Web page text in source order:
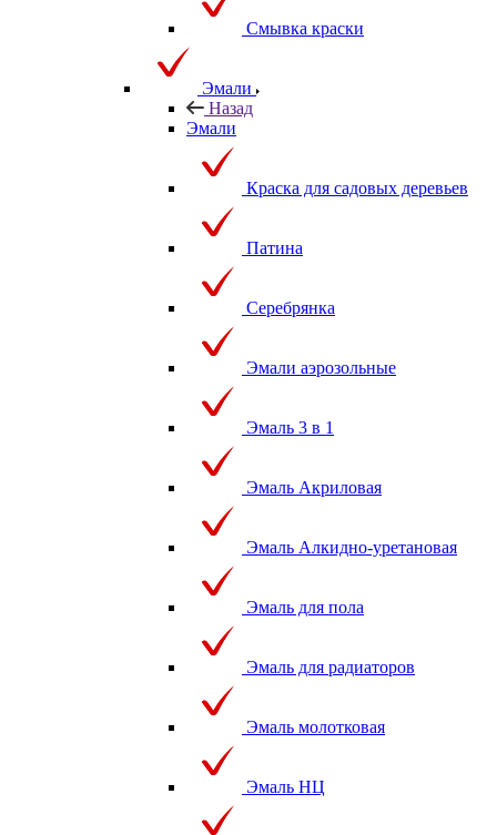
Смывка краски
Эмали
Назад
Эмали
Краска для садовых деревьев
Патина
Серебрянка
Эмали аэрозольные
Эмаль 3 в 1
Эмаль Акриловая
Эмаль Алкидно-уретановая
Эмаль для пола
Эмаль для радиаторов
Эмаль молотковая
Эмаль НЦ